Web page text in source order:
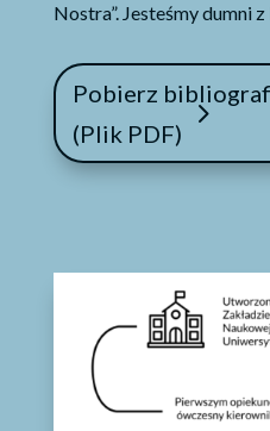
Nostra”. Jesteśmy dumni
Pobierz
(Plik PDF)